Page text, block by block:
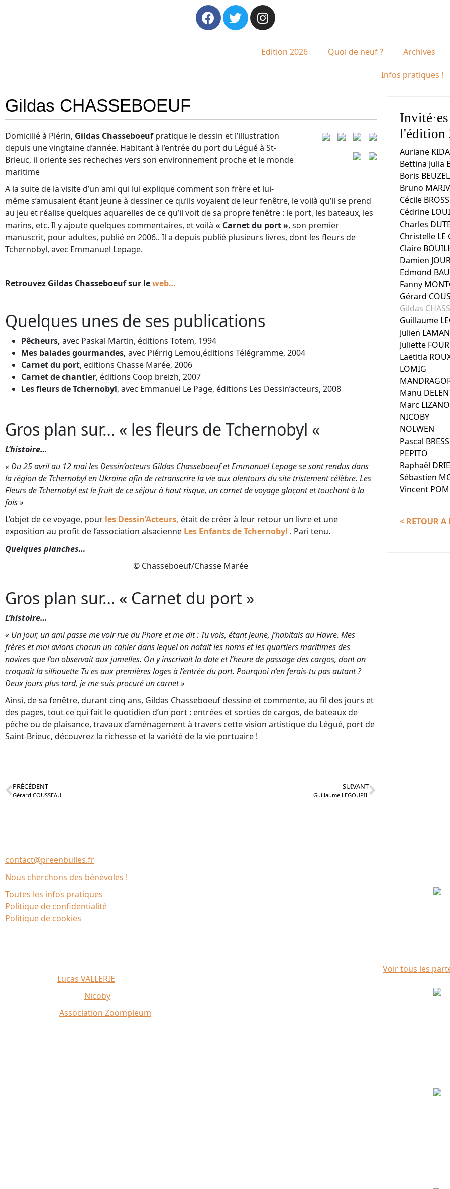
Edition 2026 Quoi de neuf ? Archives
Infos pratiques !
Gildas CHASSEBOEUF
Domicilié à Plérin, Gildas Chasseboeufpratique le dessin et l’illustration
depuis une vingtaine d’année. Habitant à l’entrée du port du Légué à St-
Brieuc, il oriente ses recheches vers son environnement proche et le monde
maritime
A la suite de la visite d’un ami qui lui explique comment son frère et lui-
même s’amusaient étant jeune à dessiner ce qu’ils voyaient de leur fenêtre, le voilà qu’il se prend
au jeu et réalise quelques aquarelles de ce qu’il voit de sa propre fenêtre : le port, les bateaux, les
marins, etc. Il y ajoute quelques commentaires, et voilà « Carnet du port », son premier
manuscrit, pour adultes, publié en 2006.. Il a depuis publié plusieurs livres, dont les fleurs de
Tchernobyl, avec Emmanuel Lepage.
Retrouvez Gildas Chasseboeuf sur leweb…
Quelques unes de ses publications
Pêcheurs, avec Paskal Martin, éditions Totem, 1994
Mes balades gourmandes, avec Piérrig Lemou,éditions Télégramme, 2004
Carnet du port, editions Chasse Marée, 2006
Carnet de chantier, éditions Coop breizh, 2007
Les fleurs de Tchernobyl, avec Emmanuel Le Page, éditions Les Dessin’acteurs, 2008
Gros plan sur… « les fleurs de Tchernobyl «
L’histoire…
« Du 25 avril au 12 mai les Dessin’acteurs Gildas Chasseboeuf et Emmanuel Lepage se sont rendus dans
la région de Tchernobyl en Ukraine afin de retranscrire la vie aux alentours du site tristement célèbre. Les
Fleurs de Tchernobyl est le fruit de ce séjour à haut risque, un carnet de voyage glaçant et touchant à la
fois »
L’objet de ce voyage, pour les Dessin’Acteurs, était de créer à leur retour un livre et une
exposition au profit de l’association alsacienne Les Enfants de Tchernobyl . Pari tenu.
Quelques planches…
© Chasseboeuf/Chasse Marée
Gros plan sur… « Carnet du port »
L’histoire…
« Un jour, un ami passe me voir rue du Phare et me dit : Tu vois, étant jeune, j’habitais au Havre. Mes
frères et moi avions chacun un cahier dans lequel on notait les noms et les quartiers maritimes des
navires que l’on observait aux jumelles. On y inscrivait la date et l’heure de passage des cargos, dont on
croquait la silhouette Tu es aux premières loges à l’entrée du port. Pourquoi n’en ferais-tu pas autant ?
Deux jours plus tard, je me suis procuré un carnet »
Ainsi, de sa fenêtre, durant cinq ans, Gildas Chasseboeuf dessine et commente, au fil des jours et
des pages, tout ce qui fait le quotidien d’un port : entrées et sorties de cargos, de bateaux de
pêche ou de plaisance, travaux d’aménagement à travers cette vision artistique du Légué, port de
Saint-Brieuc, découvrez la richesse et la variété de la vie portuaire !
PRÉCÉDENT
Gérard COUSSEAU
SUIVANT
Guillaume LEGOUPIL
l'édition
Auriane KIDA
Bettina Julia
Boris
Bruno
Cécile
Cédrine
Charles
Christelle LE
Claire
Damien
Edmond
Fanny
Gérard
Gildas
Guillaume
Julien
Juliette
Laëtitia
LOMIG
Manu
Marc LIZANO
NICOBY
NOLWEN
Pascal
PEPITO
Raphaël
Sébastien
Vincent
< RETOUR A
contact@preenbulles.fr
Nous cherchons des bénévoles !
Toutes les infos pratiques
Politique de confidentialité
Politique de cookies
Lucas VALLERIE
Nicoby
Association Zoompleum
Voir tous les